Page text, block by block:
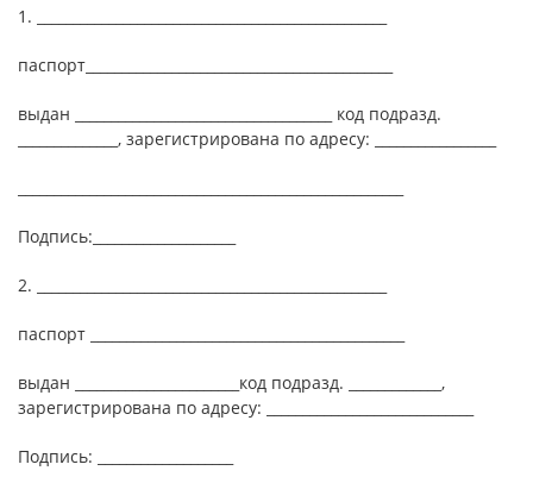
1. _________________________________________________
паспорт___________________________________________
выдан ____________________________________ код подразд.
______________, зарегистрирована по адресу: _________________
Подпись:____________________
2. _________________________________________________
паспорт ____________________________________________
выдан _______________________код подразд. _____________,
зарегистрирована по адресу: _____________________________
Подпись: ___________________